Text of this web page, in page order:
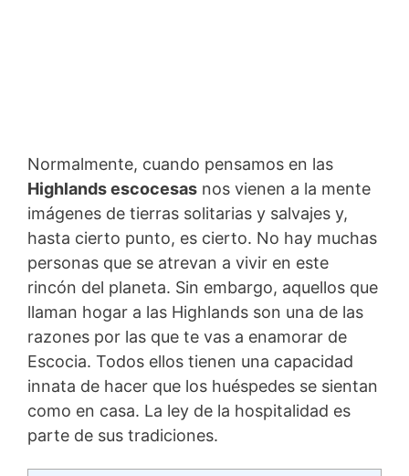
Normalmente, cuando pensamos en las
Highlands escocesas nos vienen a la mente
imágenes de tierras solitarias y salvajes y,
hasta cierto punto, es cierto. No hay muchas
personas que se atrevan a vivir en este
rincón del planeta. Sin embargo, aquellos que
llaman hogar a las Highlands son una de las
razones por las que te vas a enamorar de
Escocia. Todos ellos tienen una capacidad
innata de hacer que los huéspedes se sientan
como en casa. La ley de la hospitalidad es
parte de sus tradiciones.